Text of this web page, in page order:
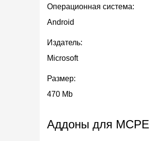
Нажатие "Найти людей" без
отслеживалась как MCPE-
После установки
Операционная система:
Android
Издатель:
Microsoft
Размер:
470 Mb
Аддоны для MCPE